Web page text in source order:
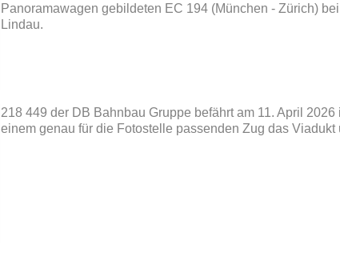
Panoramawagen gebildeten EC 194 (München - Zürich)
Lindau.
218 449 der DB Bahnbau Gruppe befährt am 11. April
einem genau für die Fotostelle passenden Zug das Viadukt